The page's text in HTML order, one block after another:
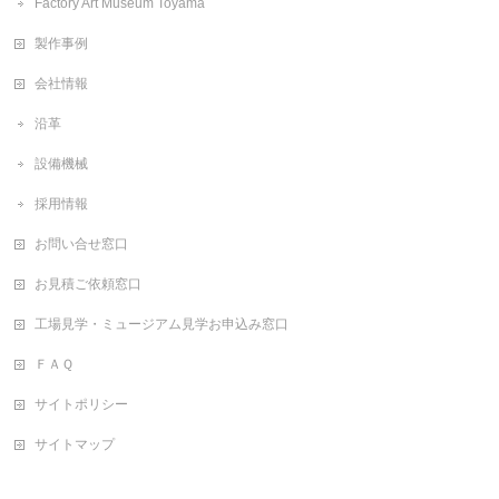
製作事例
会社情報
沿革
設備機械
採用情報
お問い合せ窓口
お見積ご依頼窓口
工場見学・ミュージアム見学お申込み窓口
ＦＡＱ
サイトポリシー
サイトマップ